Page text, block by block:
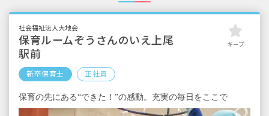
社会福祉法人大地会
保育ルームぞうさんのいえ上尾
駅前
新卒保育士 正社員
キープ
保育の先にある“できた！”の感動。充実の毎日をここで